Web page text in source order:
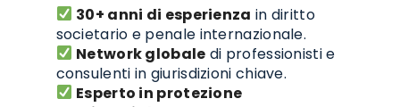
30+ anni di esperienza in diritto
societario e penale internazionale.
Network globale di professionisti e
consulenti in giurisdizioni chiave.
Esperto in protezione